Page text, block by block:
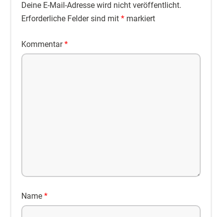
Deine E-Mail-Adresse wird nicht veröffentlicht.
Erforderliche Felder sind mit * markiert
Kommentar*
Name *